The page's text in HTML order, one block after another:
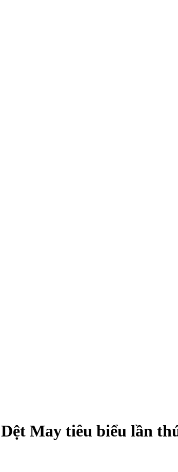
May tiêu biểu lần